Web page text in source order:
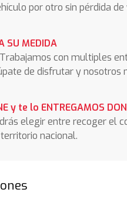
por otro sin pérdida de
SU MEDIDA
con multiples
de disfrutar y nosotros
y te lo ENTREGAMOS
elegir entre recoger el
nacional.